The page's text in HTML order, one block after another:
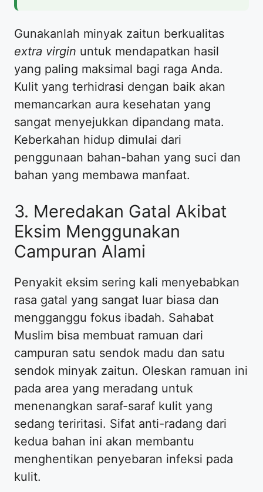
Gunakanlah minyak zaitun berkualitas
extra virgin untuk mendapatkan hasil
yang paling maksimal bagi raga Anda.
Kulit yang terhidrasi dengan baik akan
memancarkan aura kesehatan yang
sangat menyejukkan dipandang mata.
Keberkahan hidup dimulai dari
penggunaan bahan-bahan yang suci dan
bahan yang membawa manfaat.
3. Meredakan Gatal Akibat
Eksim Menggunakan
Campuran Alami
Penyakit eksim sering kali menyebabkan
rasa gatal yang sangat luar biasa dan
mengganggu fokus ibadah. Sahabat
Muslim bisa membuat ramuan dari
campuran satu sendok madu dan satu
sendok minyak zaitun. Oleskan ramuan ini
pada area yang meradang untuk
menenangkan saraf-saraf kulit yang
sedang teriritasi. Sifat anti-radang dari
kedua bahan ini akan membantu
menghentikan penyebaran infeksi pada
kulit.